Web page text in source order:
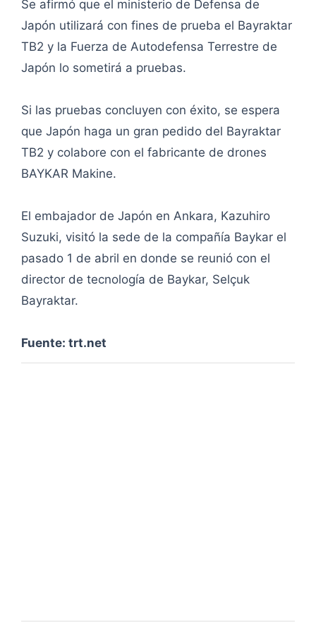
Se afirmó que el ministerio de Defensa de
Japón utilizará con fines de prueba el Bayraktar
TB2 y la Fuerza de Autodefensa Terrestre de
Japón lo sometirá a pruebas.
Si las pruebas concluyen con éxito, se espera
que Japón haga un gran pedido del Bayraktar
TB2 y colabore con el fabricante de drones
BAYKAR Makine.
El embajador de Japón en Ankara, Kazuhiro
Suzuki, visitó la sede de la compañía Baykar el
pasado 1 de abril en donde se reunió con el
director de tecnología de Baykar, Selçuk
Bayraktar.
Fuente: trt.net